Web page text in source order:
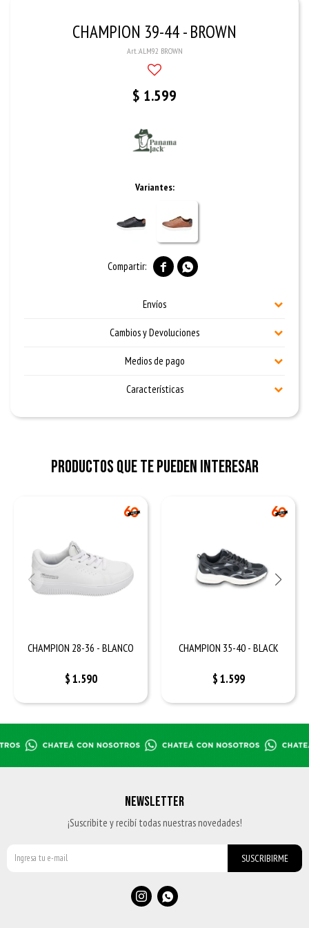
CHAMPION 39-44 - BROWN
ALM92 BROWN
$ 1.599
Variantes:
 
Envíos
Cambios y Devoluciones
Medios de pago
Características
Productos que te pueden interesar
CHAMPION 28-36 - BLANCO
$1.590
CHAMPION 35-40 - BLACK
$1.599
NEWSLETTER
¡Suscribite y recibí todas nuestras novedades!
SUSCRIBIRME
 